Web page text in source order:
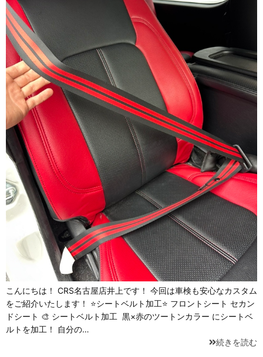
こんにちは！ CRS名古屋店井上です！ 今回は車検も安心なカスタム
をご紹介いたします！ ⭐シートベルト加工⭐ フロントシート セカン
ドシート 🎨 シートベルト加工 黒×赤のツートンカラー にシートベ
ルトを加工！ 自分の…
続きを読む